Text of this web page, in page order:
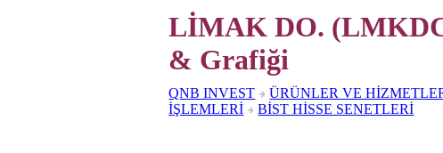
LİMAK DO.
& Grafiği
QNB INVEST ÜRÜNLER VE
İŞLEMLERİ
BİST HİSSE SENETLERİ